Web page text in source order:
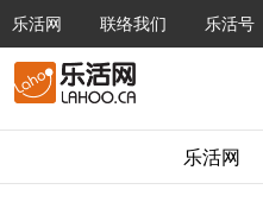
乐活网 联络我们 乐活号
乐活网